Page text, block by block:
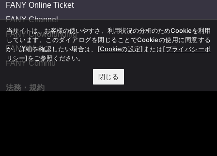
FANY Online Ticket
FANY Channel
FANY Crowdfunding
FANY Mall
FANY Commu
法務・規約
当サイトは、お客様の使いやすさ、利用状況の分析のためCookieを利用
しています。このダイアログを閉じることでCookieの使用に同意する
か、詳細を確認したい場合は、 [Cookieの設定] または[プライバシーポ
リシー]をご参照ください。
閉じる